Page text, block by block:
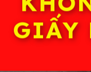
GIẤY